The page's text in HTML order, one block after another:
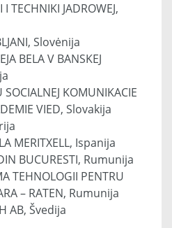
TECHNIKI JADROWEJ,
Slovėnija
BELA V BANSKEJ
KOMUNIKACIE
VIED, Slovakija
MERITXELL, Ispanija
BUCURESTI, Rumunija
TEHNOLOGII PENTRU
– RATEN, Rumunija
AB, Švedija